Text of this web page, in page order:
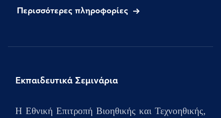
Περισσότερες πληροφορίες
Εκπαιδευτικά Σεμινάρια
H Εθνική Επιτροπή Βιοηθικής και Τεχνοηθικής,